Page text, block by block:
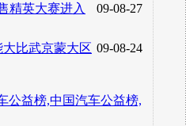
09-08-27
精英大赛进入
09-08-24
比武京蒙大区
公益榜,中国汽车公益榜,